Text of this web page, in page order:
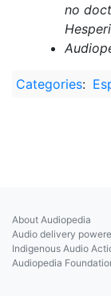
no
Categories:
About Audiopedia
Audio delivery
Indigenous Audio
Audiopedia